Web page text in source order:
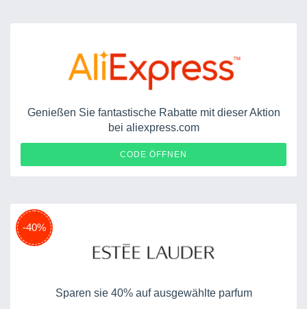
Genießen Sie fantastische Rabatte mit dieser Aktion
bei aliexpress.com
CODE ÖFFNEN
-40%
Sparen sie 40% auf ausgewählte parfum